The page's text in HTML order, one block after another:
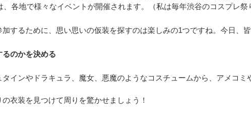
、各地で様々なイベントが開催されます。（私は毎年渋谷のコスプレ祭
するために、思い思いの仮装を探すのは楽しみの1つですね。今日、
るのかを決める
タインやドラキュラ、魔女、悪魔のようなコスチュームから、アメコ
衣装を見つけて周りを驚かせましょう！